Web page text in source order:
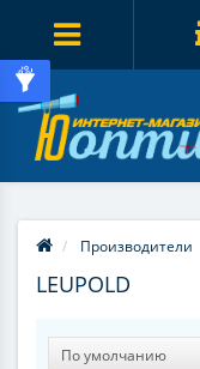
Производители
LEUPOLD